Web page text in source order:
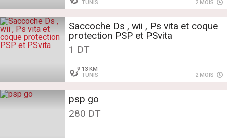
TUNIS
2 MOIS
Saccoche Ds , wii , Ps vita et coque
protection PSP et PSvita
1 DT
13 KM
TUNIS
2 MOIS
psp go
280 DT